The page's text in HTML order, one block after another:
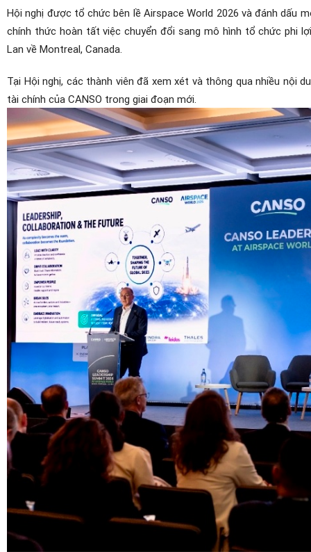
Hội nghị được tổ chức bên lề Airspace World 2026 và đánh dấu
chính thức hoàn tất việc chuyển đổi sang mô hình tổ chức phi
Lan về Montreal, Canada.
Tại Hội nghị, các thành viên đã xem xét và thông qua nhiều nội
tài chính của CANSO trong giai đoạn mới.